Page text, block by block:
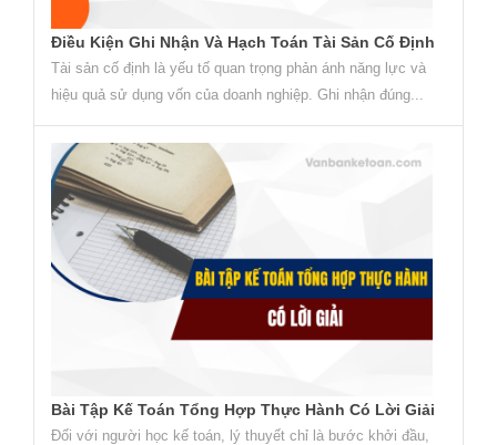
Điều Kiện Ghi Nhận Và Hạch Toán Tài Sản Cố Định
Tài sản cố định là yếu tố quan trọng phản ánh năng lực và
hiệu quả sử dụng vốn của doanh nghiệp. Ghi nhận đúng...
Bài Tập Kế Toán Tổng Hợp Thực Hành Có Lời Giải
Đối với người học kế toán, lý thuyết chỉ là bước khởi đầu,